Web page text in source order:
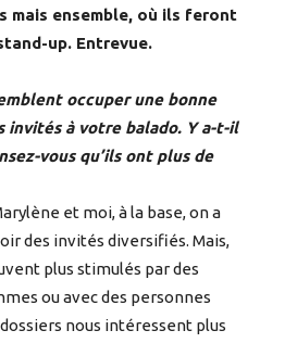
mais ensemble, où ils feront
up. Entrevue.
occuper une bonne
invités à votre balado. Y a-t-il
vous qu’ils ont plus de
et moi, à la base, on a
des invités diversifiés. Mais,
plus stimulés par des
ou avec des personnes
nous intéressent plus